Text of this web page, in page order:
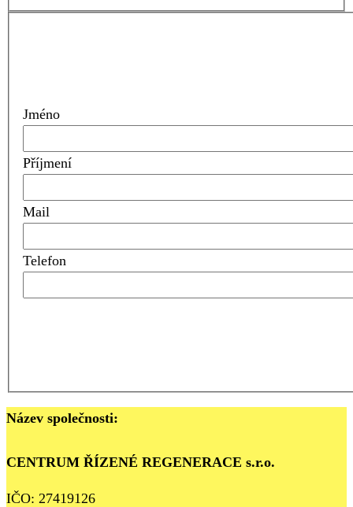
Jméno
Příjmení
Mail
Telefon
Název společnosti:
CENTRUM ŘÍZENÉ REGENERACE s.r.o.
IČO: 27419126